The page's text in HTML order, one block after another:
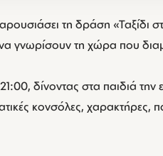
τη δράση «Ταξίδι
γνωρίσουν τη χώρα που
δίνοντας στα παιδιά την
κονσόλες, χαρακτήρες,